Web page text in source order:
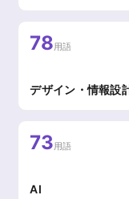
78用語
デザイン・情報設
73用語
AI